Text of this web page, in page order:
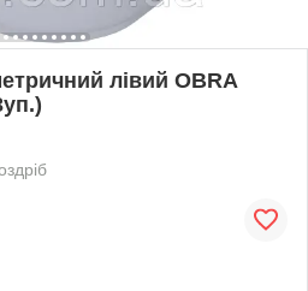
лівий OBRA